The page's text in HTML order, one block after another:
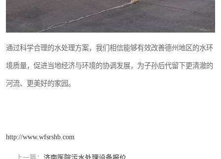
通过科学合理的水处理方案，我们相信能够有效改善德州地区的水环
境质量，促进当地经济与环境的协调发展，为子孙后代留下更清澈的
河流、更美好的家园。
http://www.wfsrshb.com